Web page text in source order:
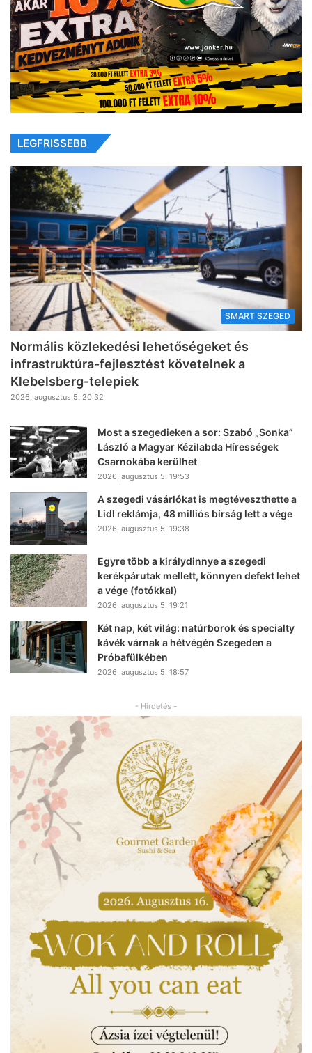
LEGFRISSEBB
SMART SZEGED
Normális közlekedési lehetőségeket és
infrastruktúra-fejlesztést követelnek a
Klebelsberg-telepiek
2026, augusztus 5. 20:32
Most a szegedieken a sor: Szabó „Sonka”
László a Magyar Kézilabda Hírességek
Csarnokába kerülhet
2026, augusztus 5. 19:53
A szegedi vásárlókat is megtéveszthette a
Lidl reklámja, 48 milliós bírság lett a vége
2026, augusztus 5. 19:38
Egyre több a királydinnye a szegedi
kerékpárutak mellett, könnyen defekt lehet
a vége (fotókkal)
2026, augusztus 5. 19:21
Két nap, két világ: natúrborok és specialty
kávék várnak a hétvégén Szegeden a
Próbafülkében
2026, augusztus 5. 18:57
- Hirdetés -